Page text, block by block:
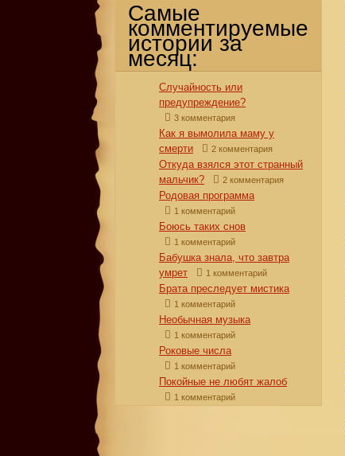
Самые
комментируемые
истории за
месяц:
Случайность или
предупреждение?
3 комментария
Как я вымолила маму у
смерти
2 комментария
Откуда взялся этот странный
мальчик?
2 комментария
Родовая программа
1 комментарий
Боюсь таких снов
1 комментарий
Бабушка знала, что завтра
умрет
1 комментарий
Брата преследует мистика
1 комментарий
Необычная музыка
1 комментарий
Роковые числа
1 комментарий
Покойные не любят жалоб
1 комментарий